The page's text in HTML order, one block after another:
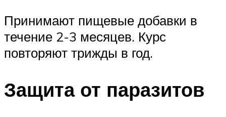
Принимают пищевые добавки в
течение 2-3 месяцев. Курс
повторяют трижды в год.
Защита от паразитов